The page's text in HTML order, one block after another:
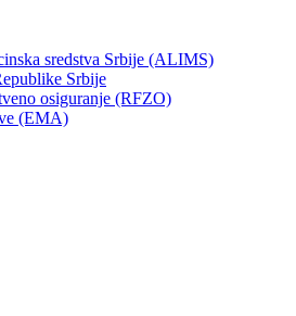
sredstva Srbije (ALIMS)
Srbije
osiguranje (RFZO)
(EMA)